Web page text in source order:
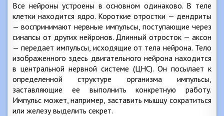
Все нейроны устроены в основном одинаково. В теле
клетки находится ядро. Короткие отростки — дендриты
— воспринимают нервные импульсы, поступающие через
синапсы от других нейронов. Длинный отросток — аксон
— передает импульсы, исходящие от тела нейрона. Тело
изображенного здесь двигательного нейрона находится
в центральной нервной системе (ЦНС). Он посылает к
определенной структуре организма импульсы,
заставляющие ее выполнить конкретную работу.
Импульс может, например, заставить мышцу сократиться
или железу выделить секрет.